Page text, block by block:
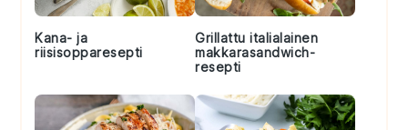
Kana- ja
riisisopparesepti
Grillattu italialainen
makkarasandwich-
resepti